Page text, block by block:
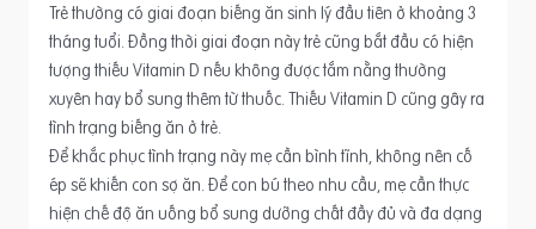
Trẻ thường có giai đoạn biếng ăn sinh lý đầu tiên ở khoảng 3
tháng tuổi. Đồng thời giai đoạn này trẻ cũng bắt đầu có hiện
tượng thiếu Vitamin D nếu không được tắm nằng thường
xuyên hay bổ sung thêm từ thuốc. Thiếu Vitamin D cũng gây ra
tình trạng biếng ăn ở trẻ.
Để khắc phục tình trạng này mẹ cần bình tĩnh, không nên cố
ép sẽ khiến con sợ ăn. Để con bú theo nhu cầu, mẹ cần thực
hiện chế độ ăn uống bổ sung dưỡng chất đầy đủ và đa dạng